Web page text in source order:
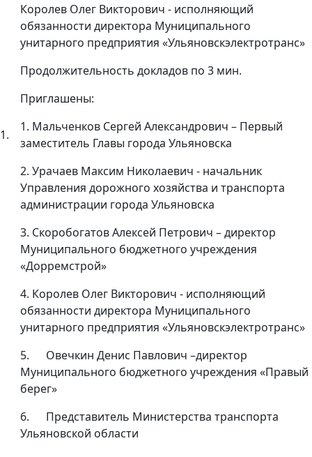
1.
Королев Олег Викторович - исполняющий
обязанности директора Муниципального
унитарного предприятия «Ульяновскэлектротранс»
Продолжительность докладов по 3 мин.
Приглашены:
1. Мальченков Сергей Александрович – Первый
заместитель Главы города Ульяновска
2. Урачаев Максим Николаевич - начальник
Управления дорожного хозяйства и транспорта
администрации города Ульяновска
3. Скоробогатов Алексей Петрович – директор
Муниципального бюджетного учреждения
«Дорремстрой»
4. Королев Олег Викторович - исполняющий
обязанности директора Муниципального
унитарного предприятия «Ульяновскэлектротранс»
5. Овечкин Денис Павлович –директор
Муниципального бюджетного учреждения «Правый
берег»
6. Представитель Министерства транспорта
Ульяновской области